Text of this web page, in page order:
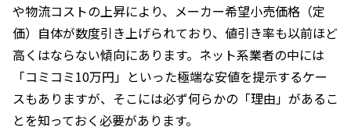
や物流コストの上昇により、メーカー希望小売価格（定
価）自体が数度引き上げられており、値引き率も以前ほど
高くはならない傾向にあります。ネット系業者の中には
「コミコミ10万円」といった極端な安値を提示するケー
スもありますが、そこには必ず何らかの「理由」があるこ
とを知っておく必要があります。